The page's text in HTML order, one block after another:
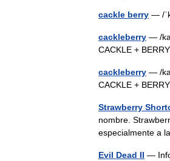
cackle berry — /
cackleberry — /
CACKLE +
cackleberry — /
CACKLE +
Strawberry
nombre.
especialmente a
Evil Dead II —